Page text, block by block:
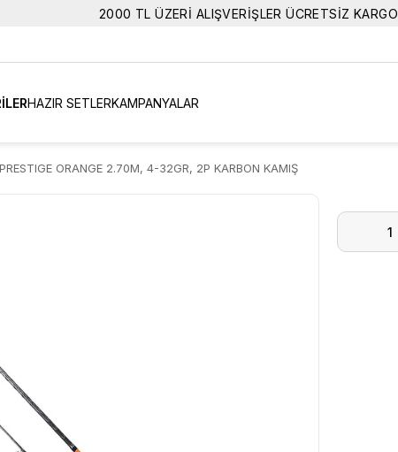
2000 TL ÜZERİ ALIŞVERİŞLER ÜCRETSİZ KARGO
HAZIR SETLERKAMPANYALAR
ORANGE 2.70M, 4-32GR, 2P KARBON KAMIŞ